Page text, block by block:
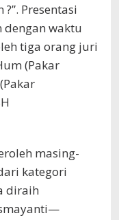
Presentasi
waktu
tiga orang juri
(Pakar
masing-
kategori
diraih